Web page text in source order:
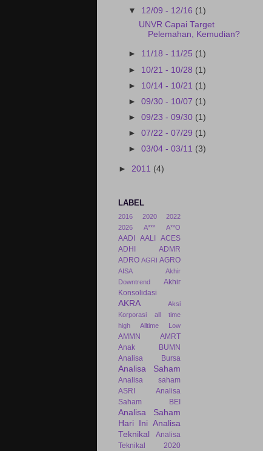
▼ 12/09 - 12/16 (1)
UNVR Capai Target
Pelemahan, Kemudian?
► 11/18 - 11/25 (1)
► 10/21 - 10/28 (1)
► 10/14 - 10/21 (1)
►09/30 - 10/07 (1)
►09/23 - 09/30 (1)
►07/22 - 07/29 (1)
►03/04 - 03/11 (3)
► 2011 (4)
LABEL
2016 2020
2022
2026
A*** A**O
AADI AALI
ACES
ADHI
ADMR
ADRO AGRI AGRO
AISA
Akhir
Downtrend
Akhir
Konsolidasi
AKRA
Aksi
Korporasi
all time
high
Alltime Low
AMMN
AMRT
Anak BUMN
Analisa Bursa
Analisa Saham
Analisa saham
ASRI
Analisa
Saham BEI
Analisa Saham
Hari Ini Analisa
Teknikal
Analisa
Teknikal 2020